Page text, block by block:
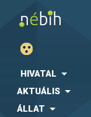
HIVATAL
AKTUÁLIS
ÁLLAT